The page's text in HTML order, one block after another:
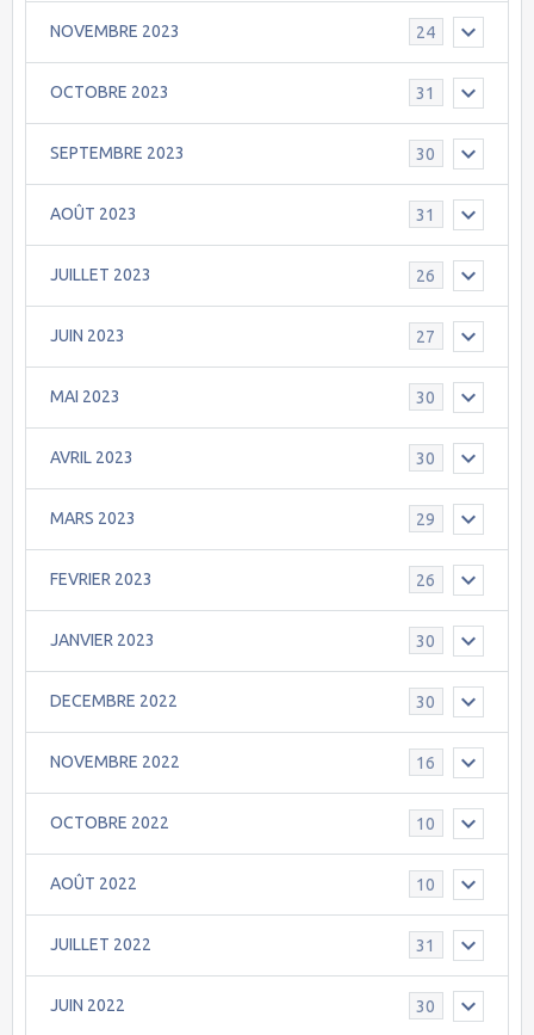
NOVEMBRE 2023 24
OCTOBRE 2023 31
SEPTEMBRE 2023 30
AOÛT 2023 31
JUILLET 2023 26
JUIN 2023 27
MAI 2023 30
AVRIL 2023 30
MARS 2023 29
FEVRIER 2023 26
JANVIER 2023 30
DECEMBRE 2022 30
NOVEMBRE 2022 16
OCTOBRE 2022 10
AOÛT 2022 10
JUILLET 2022 31
JUIN 2022 30